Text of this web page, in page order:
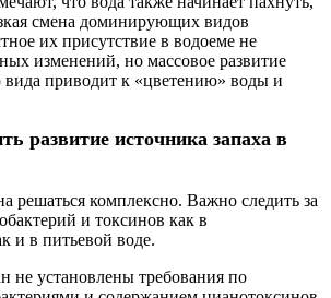
смена доминирующих видов
их присутствие в водоеме не
изменений, но массовое развитие
вида приводит к «цветению» воды и
развитие источника запаха в
решаться комплексно. Важно следить за
и токсинов как в
и в питьевой воде.
не установлены требования по